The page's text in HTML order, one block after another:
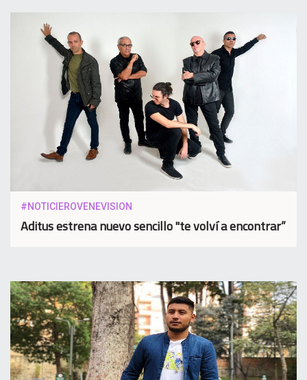
#NOTICIEROVENEVISION
Aditus estrena nuevo sencillo "te volví a encontrar”